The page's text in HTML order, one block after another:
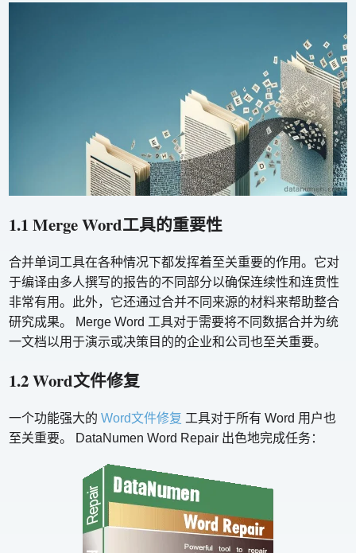
1.1 Merge Word工具的重要性
合并单词工具在各种情况下都发挥着至关重要的作用。它对
于编译由多人撰写的报告的不同部分以确保连续性和连贯性
非常有用。此外，它还通过合并不同来源的材料来帮助整合
研究成果。 Merge Word 工具对于需要将不同数据合并为统
一文档以用于演示或决策目的的企业和公司也至关重要。
1.2 Word文件修复
一个功能强大的Word文件修复 工具对于所有 Word 用户也
至关重要。 DataNumen Word Repair 出色地完成任务：